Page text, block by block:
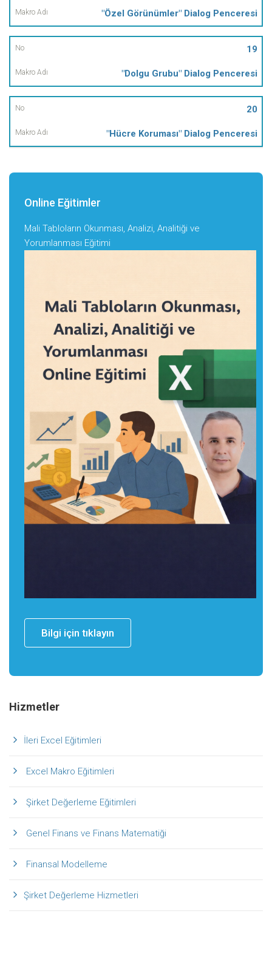
"Özel Görünümler" Dialog Penceresi
19
"Dolgu Grubu" Dialog Penceresi
20
"Hücre Koruması" Dialog Penceresi
Online Eğitimler
Mali Tabloların Okunması, Analizi, Analitiği ve
Yorumlanması Eğitimi
Bilgi için tıklayın
Hizmetler
İleri Excel Eğitimleri
Excel Makro Eğitimleri
Şirket Değerleme Eğitimleri
Genel Finans ve Finans Matematiği
Finansal Modelleme
Şirket Değerleme Hizmetleri